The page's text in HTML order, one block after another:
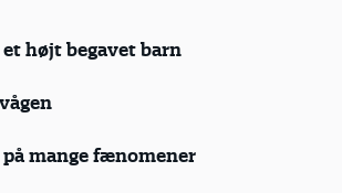
højt begavet barn
mange fænomener